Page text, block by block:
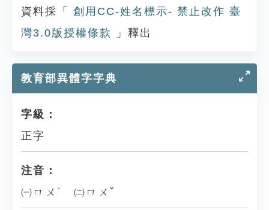
資料採「
創用CC-姓名標示- 禁止改作 臺
灣3.0版授權條款
」釋出
教育部異體字字典
字級：
正字
注音：
㈠ㄇㄨˋ ㈡ㄇㄨˇ